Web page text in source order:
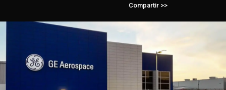
Compartir >>